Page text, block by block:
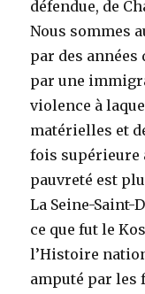
défendue, de
Nous sommes
par des
par une
violence à
matérielles et
fois supérieure
pauvreté est
La Seine-Saint-
ce que fut le
l’Histoire
amputé par les